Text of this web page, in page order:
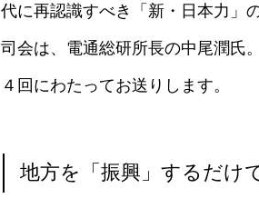
代に再認識すべき「新・日本力」
司会は、電通総研所長の中尾潤氏。
４回にわたってお送りします。
地方を「振興」するだけ